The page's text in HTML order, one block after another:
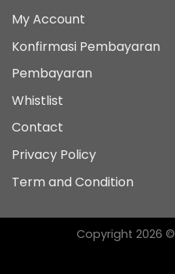
My Account
Konfirmasi Pembayaran
Pembayaran
Whistlist
Contact
Privacy Policy
Term and Condition
Copyright 2026 ©